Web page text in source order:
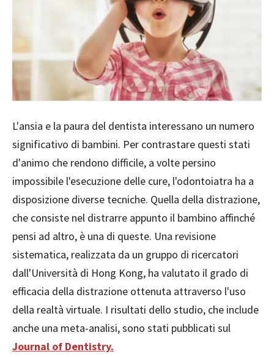
L'ansia e la paura del dentista interessano un numero
significativo di bambini. Per contrastare questi stati
d'animo che rendono difficile, a volte persino
impossibile l'esecuzione delle cure, l'odontoiatra ha a
disposizione diverse tecniche. Quella della distrazione,
che consiste nel distrarre appunto il bambino affinché
pensi ad altro, è una di queste. Una revisione
sistematica, realizzata da un gruppo di ricercatori
dall'Università di Hong Kong, ha valutato il grado di
efficacia della distrazione ottenuta attraverso l'uso
della realtà virtuale. I risultati dello studio, che include
anche una meta-analisi, sono stati pubblicati sul
Journal of Dentistry.